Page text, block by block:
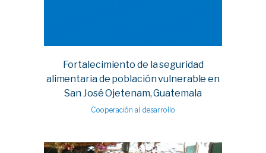
Fortalecimiento de la seguridad
alimentaria de población vulnerable en
San José Ojetenam, Guatemala
Cooperación al desarrollo